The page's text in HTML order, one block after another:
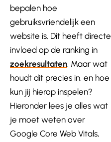
bepalen hoe
gebruiksvriendelijk een
website is. Dit heeft directe
invloed op de ranking in
zoekresultaten. Maar wat
houdt dit precies in, en hoe
kun jij hierop inspelen?
Hieronder lees je alles wat
je moet weten over
Google Core Web Vitals,